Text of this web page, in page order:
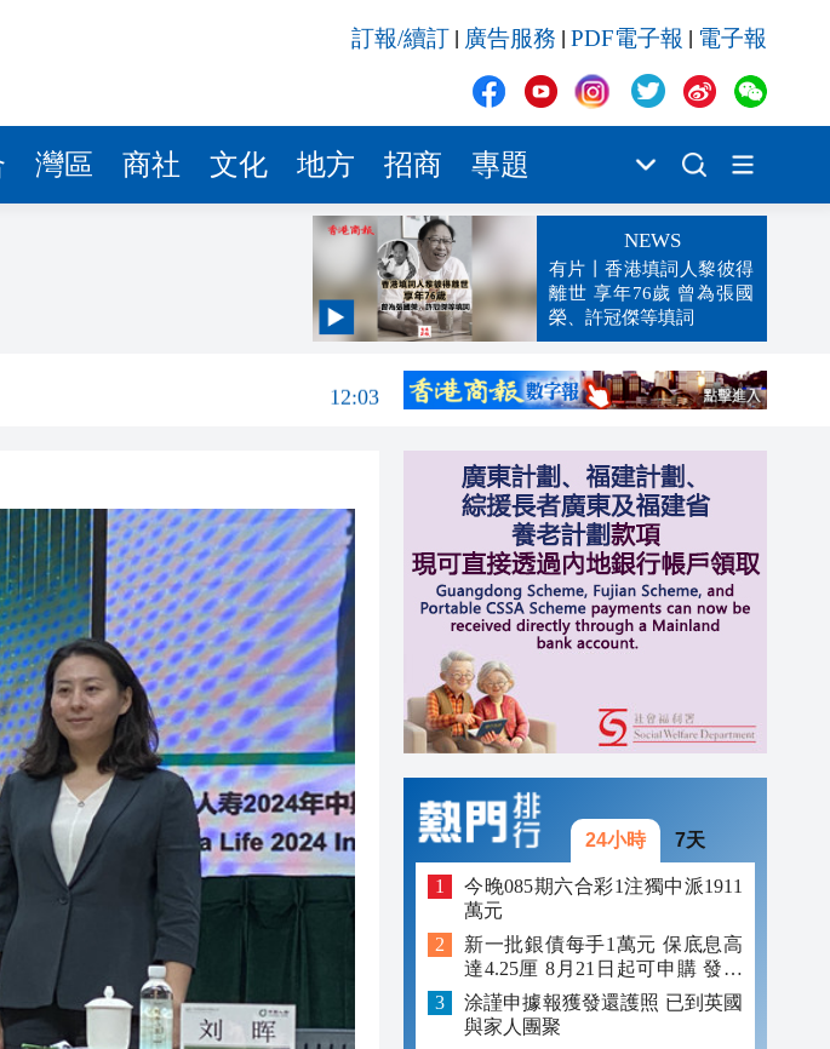
訂報/續訂 廣告服務 PDF電子報 電子報
灣區 商社 文化 地方 招商 專題
NEWS
有片丨香港填詞人黎彼得
離世 享年76歲 曾為張國
榮、許冠傑等填詞
12:09
12:03
11:40
11:35
11:30
心
11:23
24小時 7天
今晚085期六合彩1注獨中派1911
萬元
新一批銀債每手1萬元 保底息高
達4.25厘 8月21日起可申購 發行
金額最多550億
涂謹申據報獲發還護照 已到英國
與家人團聚